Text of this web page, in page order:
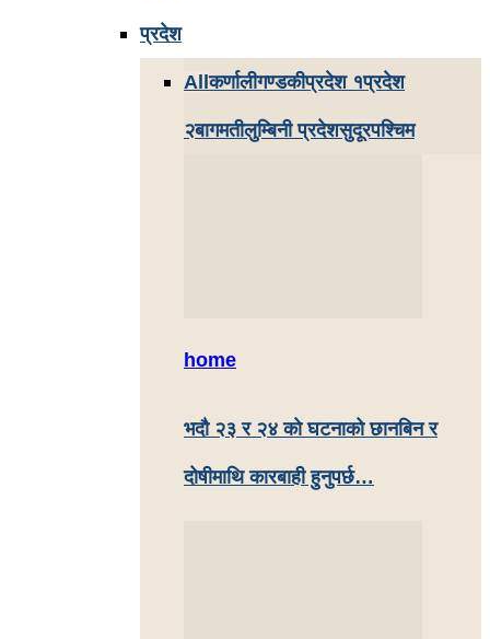
प्रदेश
Allकर्णालीगण्डकीप्रदेश १प्रदेश
२बागमतीलुम्बिनी प्रदेशसुदूरपश्चिम
home
भदौ २३ र २४ काे घटनाको छानबिन र
दोषीमाथि कारबाही हुनुपर्छ…